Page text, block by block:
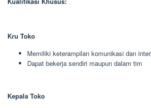
Kru Toko
Memiliki keterampilan komunikasi dan
Dapat bekerja sendiri maupun dalam tim
Kepala Toko